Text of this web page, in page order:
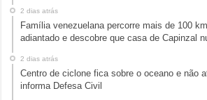
2 dias atrás
Família venezuelana percorre mais de 100
adiantado e descobre que casa de Capinzal
2 dias atrás
Centro de ciclone fica sobre o oceano e não
informa Defesa Civil